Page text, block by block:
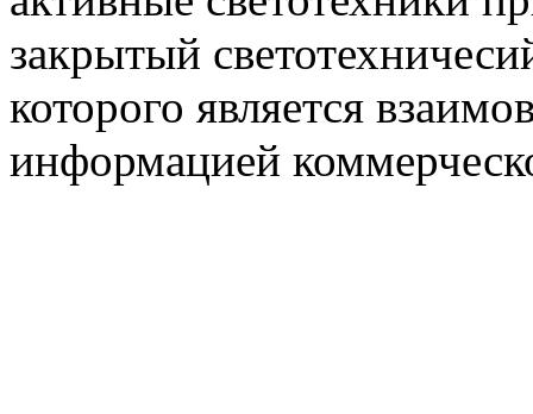
закрытый
которого является
информацией